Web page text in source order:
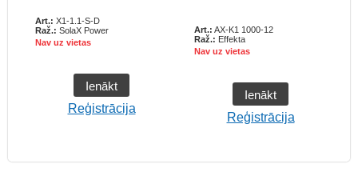
Art.: X1-1.1-S-D
Raž.: SolaX Power
Nav uz vietas
Ienākt
Reģistrācija
Art.: AX-K1 1000-12
Raž.: Effekta
Nav uz vietas
Ienākt
Reģistrācija